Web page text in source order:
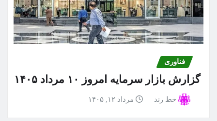
فناوری
گزارش بازار سرمایه امروز ۱۰ مرداد ۱۴۰۵
خط رند مرداد ۱۲, ۱۴۰۵